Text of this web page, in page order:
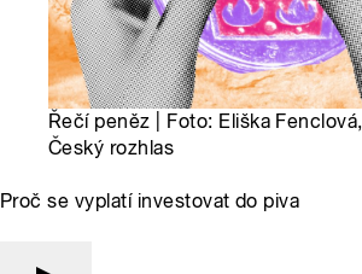
Řečí peněz | Foto: Eliška Fenclová,
Český rozhlas
Proč se vyplatí investovat do piva